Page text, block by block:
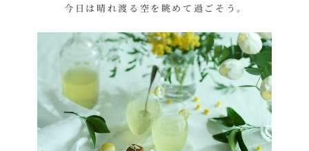
今日は晴れ渡る空を眺めて過ごそう。